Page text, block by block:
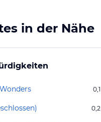
in der Nähe
0,1
0,2